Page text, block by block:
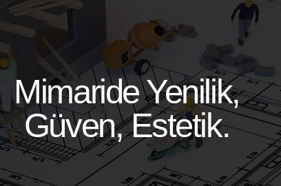
Mimaride Yenilik,
Güven, Estetik.